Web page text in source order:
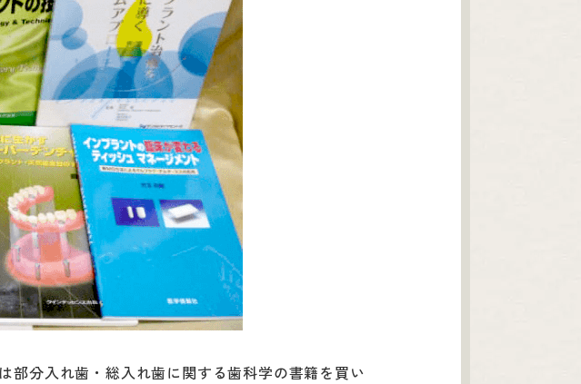
部分入れ歯・総入れ歯に関する歯科学の書籍を買い